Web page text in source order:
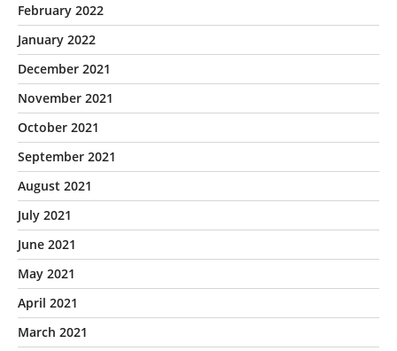
February 2022
January 2022
December 2021
November 2021
October 2021
September 2021
August 2021
July 2021
June 2021
May 2021
April 2021
March 2021